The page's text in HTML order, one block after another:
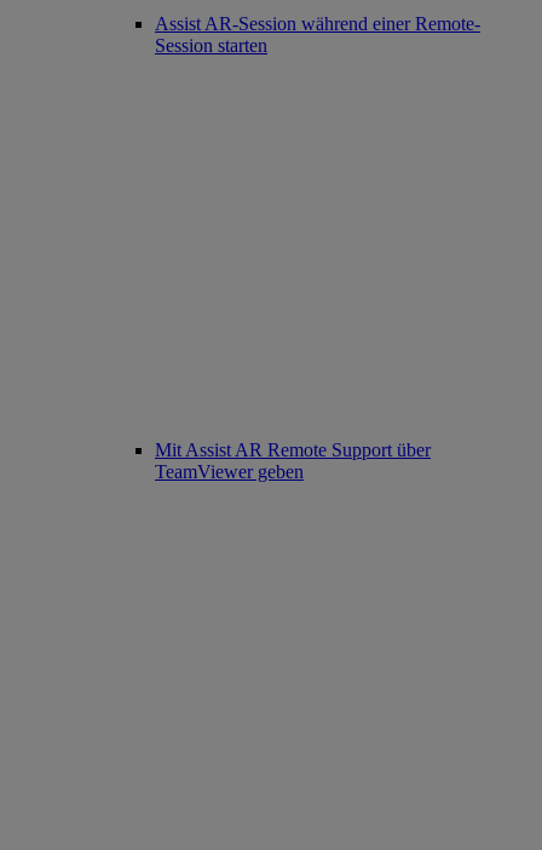
Assist AR-Session während einer Remote-
Session starten
Mit Assist AR Remote Support über
TeamViewer geben